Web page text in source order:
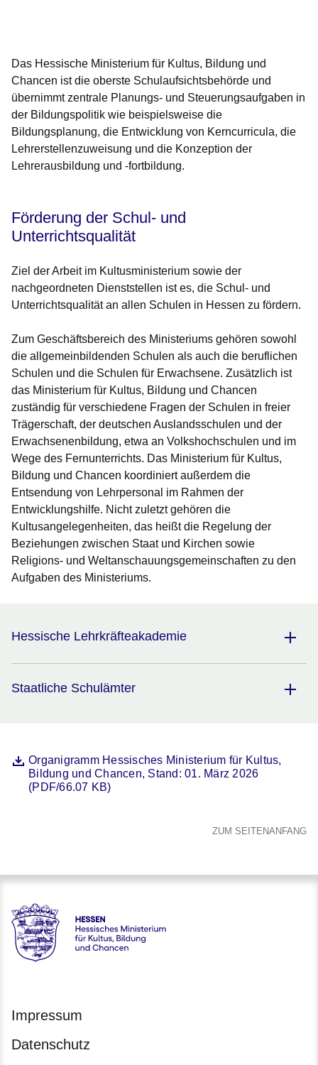
Das Hessische Ministerium für Kultus, Bildung und
Chancen ist die oberste Schulaufsichtsbehörde und
übernimmt zentrale Planungs- und Steuerungsaufgaben in
der Bildungspolitik wie beispielsweise die
Bildungsplanung, die Entwicklung von Kerncurricula, die
Lehrerstellenzuweisung und die Konzeption der
Lehrerausbildung und -fortbildung.
Förderung der Schul- und
Unterrichtsqualität
Ziel der Arbeit im Kultusministerium sowie der
nachgeordneten Dienststellen ist es, die Schul- und
Unterrichtsqualität an allen Schulen in Hessen zu fördern.
Zum Geschäftsbereich des Ministeriums gehören sowohl
die allgemeinbildenden Schulen als auch die beruflichen
Schulen und die Schulen für Erwachsene. Zusätzlich ist
das Ministerium für Kultus, Bildung und Chancen
zuständig für verschiedene Fragen der Schulen in freier
Trägerschaft, der deutschen Auslandsschulen und der
Erwachsenenbildung, etwa an Volkshochschulen und im
Wege des Fernunterrichts. Das Ministerium für Kultus,
Bildung und Chancen koordiniert außerdem die
Entsendung von Lehrpersonal im Rahmen der
Entwicklungshilfe. Nicht zuletzt gehören die
Kultusangelegenheiten, das heißt die Regelung der
Beziehungen zwischen Staat und Kirchen sowie
Religions- und Weltanschauungsgemeinschaften zu den
Aufgaben des Ministeriums.
Hessische Lehrkräfteakademie
Staatliche Schulämter
DateiOrganigramm Hessisches Ministerium für Kultus,
Bildung und Chancen, Stand: 01. März 2026
(PDF/66.07 KB)
Öffnet sich in einem neuen Fenster
ZUM SEITENANFANG
Hessen - Hessisches Ministerium für Kultus, Bildung und
Impressum
Datenschutz